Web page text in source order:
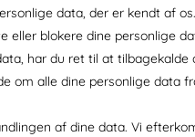
data, der er kendt af os.
blokere dine personlige
har du ret til at
om alle dine personlige data
af ​​dine data. Vi